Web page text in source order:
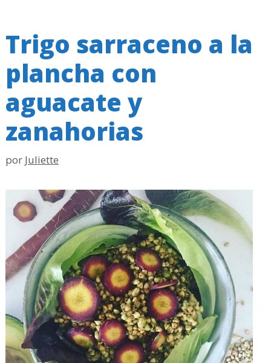
Trigo sarraceno a la
plancha con
aguacate y
zanahorias
por Juliette